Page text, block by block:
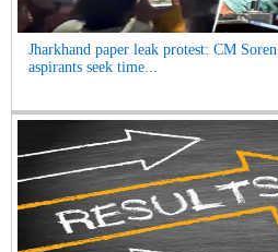
Jharkhand paper leak protest: CM
aspirants seek time...